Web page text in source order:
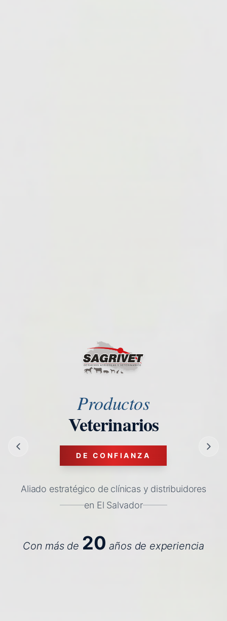
Productos
Veterinarios
DE CONFIANZA
Aliado estratégico de clínicas y distribuidores
en El Salvador
Con más de 20 años de experiencia